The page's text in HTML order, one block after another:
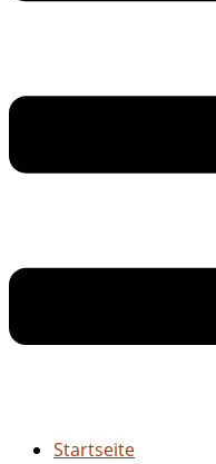
Startseite